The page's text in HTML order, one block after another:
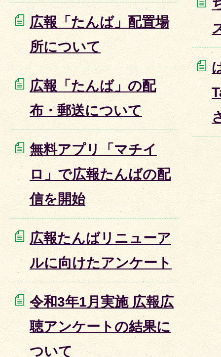
広報「たんば」配置場
所について
広報「たんば」の配
布・郵送について
無料アプリ「マチイ
ロ」で広報たんばの配
信を開始
広報たんばリニューア
ルに向けたアンケート
令和3年1月実施 広報広
聴アンケートの結果に
ついて